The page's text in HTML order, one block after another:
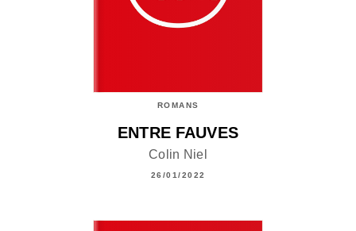
ROMANS
ENTRE FAUVES
Colin Niel
26/01/2022